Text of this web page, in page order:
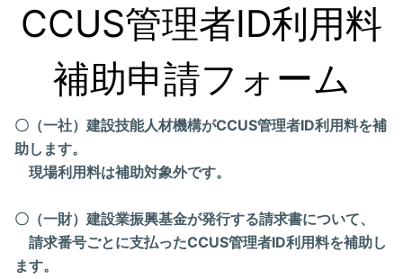
CCUS管理者ID利用料
補助申請フォーム
〇（一社）建設技能人材機構がCCUS管理者ID利用料を補
助します。
現場利用料は補助対象外です。
〇（一財）建設業振興基金が発行する請求書について、
請求番号ごとに支払ったCCUS管理者ID利用料を補助し
ます。